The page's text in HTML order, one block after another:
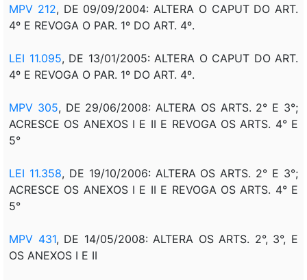
MPV 212, DE 09/09/2004: ALTERA O CAPUT DO ART.
4º E REVOGA O PAR. 1º DO ART. 4º.
LEI 11.095, DE 13/01/2005: ALTERA O CAPUT DO ART.
4º E REVOGA O PAR. 1º DO ART. 4º.
MPV 305, DE 29/06/2008: ALTERA OS ARTS. 2° E 3°;
ACRESCE OS ANEXOS I E II E REVOGA OS ARTS. 4° E
5°
LEI 11.358, DE 19/10/2006: ALTERA OS ARTS. 2° E 3°;
ACRESCE OS ANEXOS I E II E REVOGA OS ARTS. 4° E
5°
MPV 431, DE 14/05/2008: ALTERA OS ARTS. 2°, 3°, E
OS ANEXOS I E II